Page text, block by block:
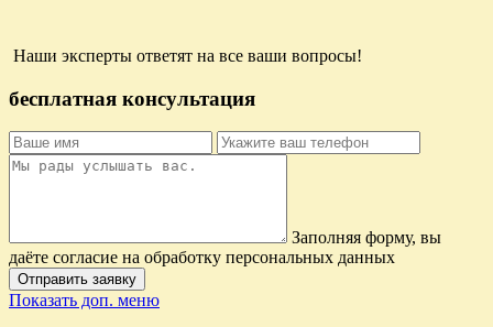
Наши эксперты ответят на все ваши вопросы!
бесплатная консультация
Заполняя форму, вы
даёте согласие на обработку персональных данных
Отправить заявку
Показать доп. меню